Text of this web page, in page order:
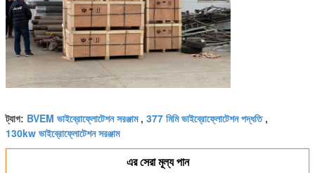
ট্যাগ: BVEM ভাইব্রোফ্লোটেশন সরঞ্জাম, 377 মিমি ভাইব্রোফ্লোটেশন পদ্ধতি,
130kw ভাইব্রোফ্লোটেশন সরঞ্জাম
এর সেরা মূল্য পান